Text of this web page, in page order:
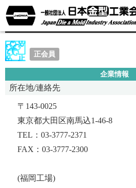
太陽物産株式会社
正会員
企業情報
所在地/連絡先
〒143-0025
東京都大田区南馬込1-46-8
TEL：03-3777-2371
FAX：03-3777-2300
(福岡工場)